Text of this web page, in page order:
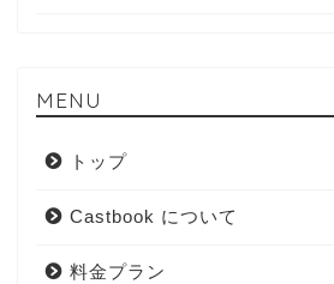
MENU
トップ
Castbook について
料金プラン